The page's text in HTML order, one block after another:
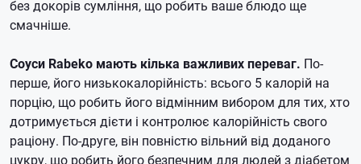
без докорів сумління, що робить ваше блюдо ще
смачніше.
Соуси Rabeko мають кілька важливих переваг. По-
перше, його низькокалорійність: всього 5 калорій на
порцію, що робить його відмінним вибором для тих, хто
дотримується дієти і контролює калорійність свого
раціону. По-друге, він повністю вільний від доданого
цукру, що робить його безпечним для людей з діабетом